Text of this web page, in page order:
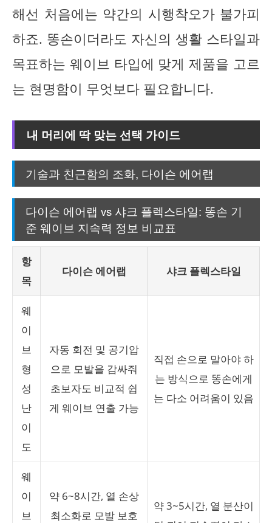
해선 처음에는 약간의 시행착오가 불가피
하죠. 똥손이더라도 자신의 생활 스타일과
목표하는 웨이브 타입에 맞게 제품을 고르
는 현명함이 무엇보다 필요합니다.
내 머리에 딱 맞는 선택 가이드
기술과 친근함의 조화, 다이슨 에어랩
다이슨 에어랩 vs 샤크 플렉스타일: 똥손 기
준 웨이브 지속력 정보 비교표
항
목
다이슨 에어랩 샤크 플렉스타일
웨
이
브
형
성
난
이
도
자동 회전 및 공기압
으로 모발을 감싸줘
초보자도 비교적 쉽
게 웨이브 연출 가능
직접 손으로 말아야 하
는 방식으로 똥손에게
는 다소 어려움이 있음
웨
이
브
약 6~8시간, 열 손상
최소화로 모발 보호
약 3~5시간, 열 분산이